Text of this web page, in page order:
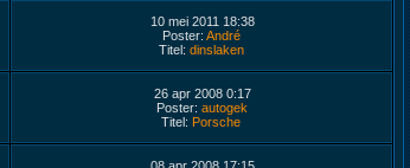
10 mei 2011 18:38
Poster: André
Titel: dinslaken
26 apr 2008 0:17
Poster: autogek
Titel: Porsche